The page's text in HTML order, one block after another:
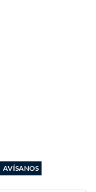
AVÍSANOS